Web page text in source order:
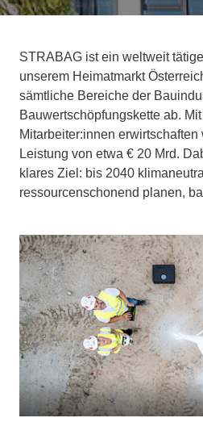
STRABAG ist ein weltweit
unserem Heimatmarkt
sämtliche Bereiche der
Bauwertschöpfungskette ab.
Mitarbeiter:innen
Leistung von etwa € 20 Mrd.
klares Ziel: bis 2040
ressourcenschonend planen,